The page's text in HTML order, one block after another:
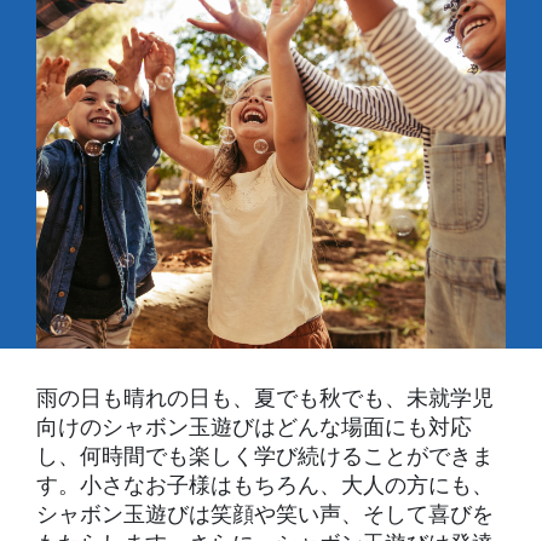
雨の日も晴れの日も、夏でも秋でも、未就学児
向けのシャボン玉遊びはどんな場面にも対応
し、何時間でも楽しく学び続けることができま
す。小さなお子様はもちろん、大人の方にも、
シャボン玉遊びは笑顔や笑い声、そして喜びを